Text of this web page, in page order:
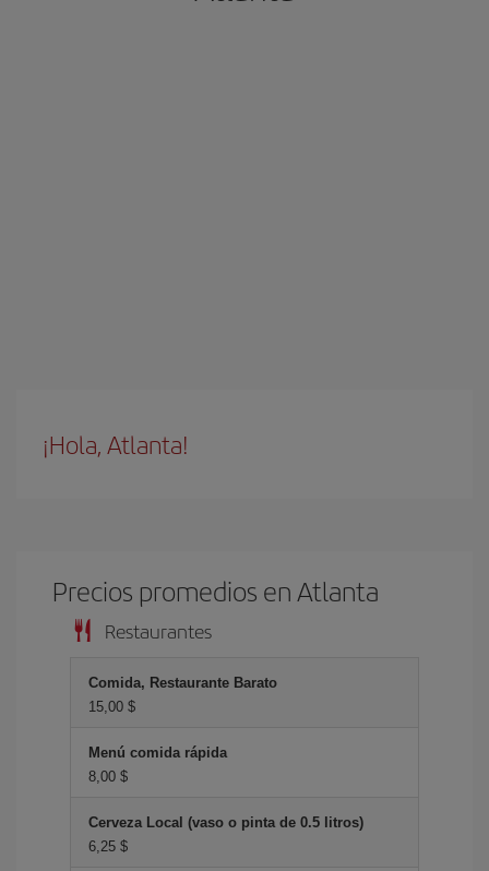
¡Hola, Atlanta!
Precios promedios en Atlanta
Restaurantes
Comida, Restaurante Barato
15,00 $
Menú comida rápida
8,00 $
Cerveza Local (vaso o pinta de 0.5 litros)
6,25 $